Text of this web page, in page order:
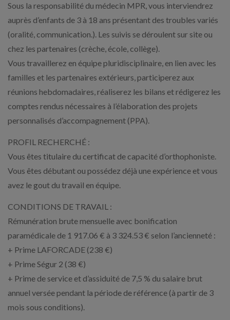
Sous la responsabilité du médecin MPR, vous interviendrez
auprès d’enfants de 3 à 18 ans présentant des troubles variés
(oralité, communication.). Les suivis se déroulent sur site ou
chez les partenaires (crèche, école, collège).
Vous travaillerez en équipe pluridisciplinaire, en lien avec les
familles et les partenaires extérieurs, participerez aux
réunions hebdomadaires, réaliserez les bilans et rédigerez les
comptes rendus nécessaires à l’élaboration des projets
personnalisés d’accompagnement (PPA).
PROFIL RECHERCHÉ :
Vous êtes titulaire du certificat de capacité d’orthophoniste.
Vous êtes débutant ou possédez déjà une expérience et vous
avez le gout du travail en équipe.
CONDITIONS DE TRAVAIL :
Rémunération brute mensuelle avec bonification
paramédicale de 1 917.06 € à 3 324.53 € selon l’ancienneté :
+ Prime LAFORCADE (238 €)
+ Prime Ségur 2 (38 €)
+ Prime de service et d’assiduité de 7,5 % du salaire brut
annuel versée pendant la période de référence (à partir de 3
mois sous conditions).